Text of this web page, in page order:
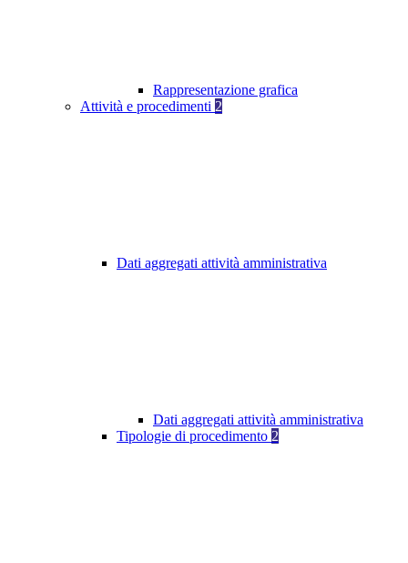
Rappresentazione grafica
Attività e procedimenti 2
Dati aggregati attività amministrativa
Dati aggregati attività amministrativa
Tipologie di procedimento 2